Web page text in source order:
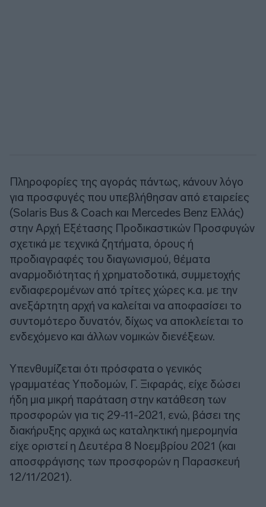
Πληροφορίες της αγοράς πάντως, κάνουν λόγο
για προσφυγές που υπεβλήθησαν από εταιρείες
(Solaris Bus & Coach και Mercedes Benz Ελλάς)
στην Αρχή Εξέτασης Προδικαστικών Προσφυγών
σχετικά με τεχνικά ζητήματα, όρους ή
προδιαγραφές του διαγωνισμού, θέματα
αναρμοδιότητας ή χρηματοδοτικά, συμμετοχής
ενδιαφερομένων από τρίτες χώρες κ.α. με την
ανεξάρτητη αρχή να καλείται να αποφασίσει το
συντομότερο δυνατόν, δίχως να αποκλείεται το
ενδεχόμενο και άλλων νομικών διενέξεων.
Υπενθυμίζεται ότι πρόσφατα ο γενικός
γραμματέας Υποδομών, Γ. Ξιφαράς, είχε δώσει
ήδη μια μικρή παράταση στην κατάθεση των
προσφορών για τις 29-11-2021, ενώ, βάσει της
διακήρυξης αρχικά ως καταληκτική ημερομηνία
είχε οριστεί η Δευτέρα 8 Νοεμβρίου 2021 (και
αποσφράγισης των προσφορών η Παρασκευή
12/11/2021).